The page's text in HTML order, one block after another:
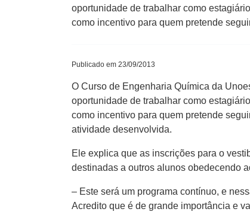
oportunidade de trabalhar como
como incentivo para quem pretende
Publicado em 23/09/2013
O Curso de Engenharia Química da
oportunidade de trabalhar como
como incentivo para quem pretende
atividade desenvolvida.
Ele explica que as inscrições para o
destinadas a outros alunos obedecendo
– Este será um programa contínuo, e
Acredito que é de grande importância e